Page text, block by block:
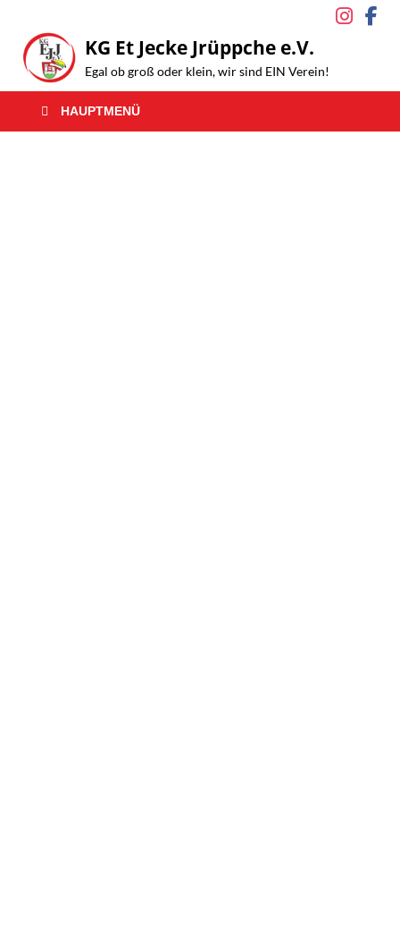
KG Et Jecke Jrüppche e.V.
Egal ob groß oder klein, wir sind EIN Verein!
HAUPTMENÜ